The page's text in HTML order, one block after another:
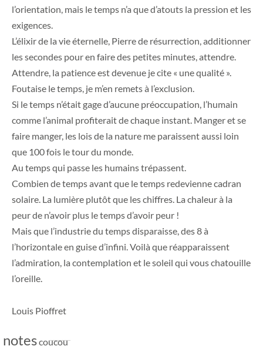
l’orientation, mais le temps n’a que d’atouts la pression et les
exigences.
L’élixir de la vie éternelle, Pierre de résurrection, additionner
les secondes pour en faire des petites minutes, attendre.
Attendre, la patience est devenue je cite « une qualité ».
Foutaise le temps, je m’en remets à l’exclusion.
Si le temps n’était gage d’aucune préoccupation, l’humain
comme l’animal profiterait de chaque instant. Manger et se
faire manger, les lois de la nature me paraissent aussi loin
que 100 fois le tour du monde.
Au temps qui passe les humains trépassent.
Combien de temps avant que le temps redevienne cadran
solaire. La lumière plutôt que les chiffres. La chaleur à la
peur de n’avoir plus le temps d’avoir peur !
Mais que l’industrie du temps disparaisse, des 8 à
l’horizontale en guise d’infini. Voilà que réapparaissent
l’admiration, la contemplation et le soleil qui vous chatouille
l’oreille.
Louis Pioffret
coucou